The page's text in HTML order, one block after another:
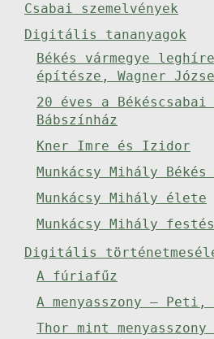
Csabai szemelvények
Digitális tananyagok
Békés vármegye
építésze, Wagner
20 éves a Békéscsabai
Bábszínház
Kner Imre és Izidor
Munkácsy Mihály Békés
Munkácsy Mihály élete
Munkácsy Mihály
Digitális
A fúriafűz
A menyasszony – Peti,
Thor mint menyasszony